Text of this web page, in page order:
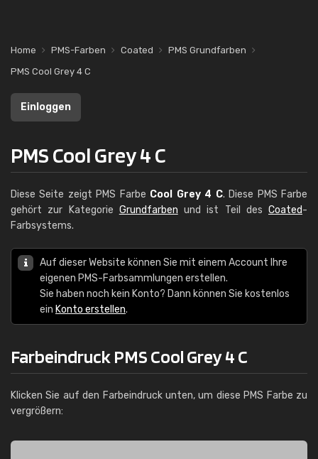
Home PMS-Farben Coated
PMS Grundfarben
PMS Cool Grey 4 C
Einloggen
PMS Cool Grey 4 C
Diese Seite zeigt PMS Farbe Cool Grey 4 C. Diese PMS Farbe
gehört zur Kategorie Grundfarben und ist Teil des Coated-
Farbsystems.
Auf dieser Website können Sie mit einem Account Ihre
eigenen PMS-Farbsammlungen erstellen.
Sie haben noch kein Konto? Dann können Sie kostenlos
ein Konto erstellen.
Farbeindruck PMS Cool Grey 4 C
Klicken Sie auf den Farbeindruck unten, um diese PMS Farbe zu
vergrößern: